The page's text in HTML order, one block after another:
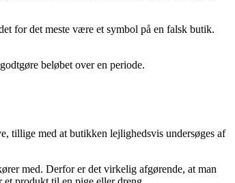
for det meste være et symbol på en falsk butik.
beløbet over en periode.
tillige med at butikken lejlighedsvis undersøges af
med. Derfor er det virkelig afgørende, at man